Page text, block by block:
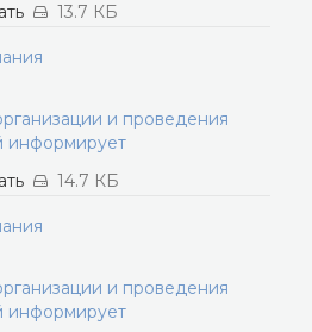
13.7 КБ
и проведения
информирует
14.7 КБ
и проведения
информирует